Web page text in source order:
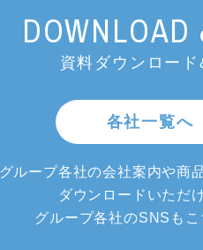
DOWNLOAD
資料ダウンロー
各社一覧へ
グループ各社の会社案内や商
ダウンロードいただ
グループ各社のSNSもこ